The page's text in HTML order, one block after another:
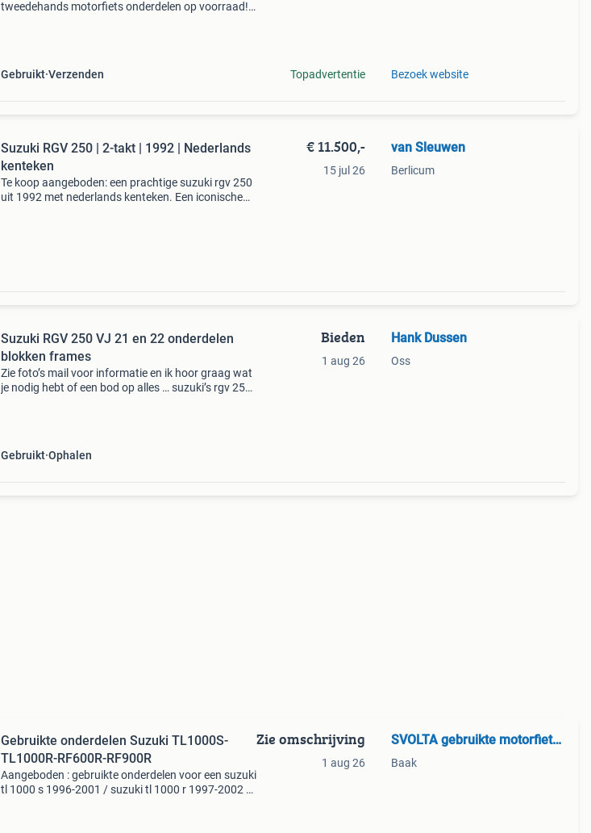
tweedehands motorfiets onderdelen op voorraad!
Gebruikt Verzenden Topadvertentie Bezoek website
Suzuki RGV 250 | 2-takt | 1992 | Nederlands
kenteken
Te koop aangeboden: een prachtige suzuki rgv 250
uit 1992 met nederlands kenteken. Een iconische
€ 11.500,-
15 jul 26
van Sleuwen
Berlicum
Suzuki RGV 250 VJ 21 en 22 onderdelen
blokken frames
Zie foto’s mail voor informatie en ik hoor graag wat
je nodig hebt of een bod op alles … suzuki’s rgv 250
Gebruikt Ophalen
Bieden
1 aug 26
Hank Dussen
Oss
Gebruikte onderdelen Suzuki TL1000S-
TL1000R-RF600R-RF900R
Aangeboden : gebruikte onderdelen voor een suzuki
tl 1000 s 1996-2001 / suzuki tl 1000 r 1997-2002 /
Zie omschrijving
1 aug 26
SVOLTA gebruikte motorfiets onderdelen
Baak